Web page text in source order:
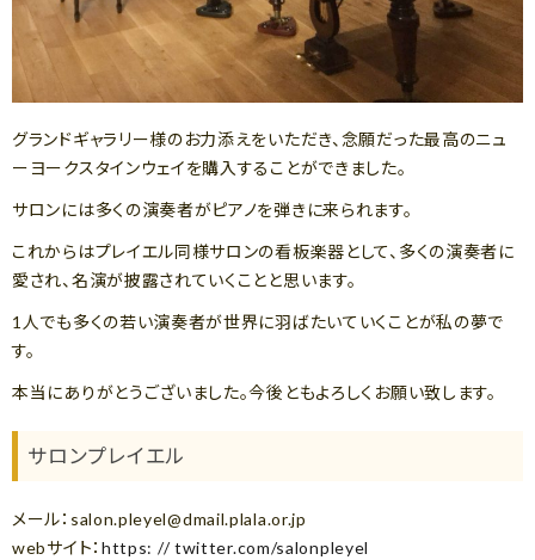
グランドギャラリー様のお力添えをいただき、念願だった最高のニュ
ーヨークスタインウェイを購入することができました。
サロンには多くの演奏者がピアノを弾きに来られます。
これからはプレイエル同様サロンの看板楽器として、多くの演奏者に
愛され、名演が披露されていくことと思います。
1人でも多くの若い演奏者が世界に羽ばたいていくことが私の夢で
す。
本当にありがとうございました。今後ともよろしくお願い致します。
サロンプレイエル
メール：salon.pleyel@dmail.plala.or.jp
webサイト： https: // twitter.com/salonpleyel